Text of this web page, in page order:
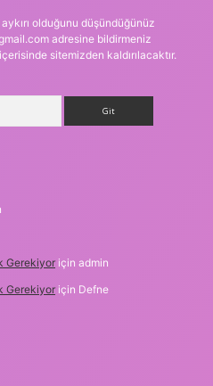
olduğunu düşündüğünüz
adresine bildirmeniz
sitemizden kaldırılacaktır.
Gerekiyor için admin
Gerekiyor için Defne